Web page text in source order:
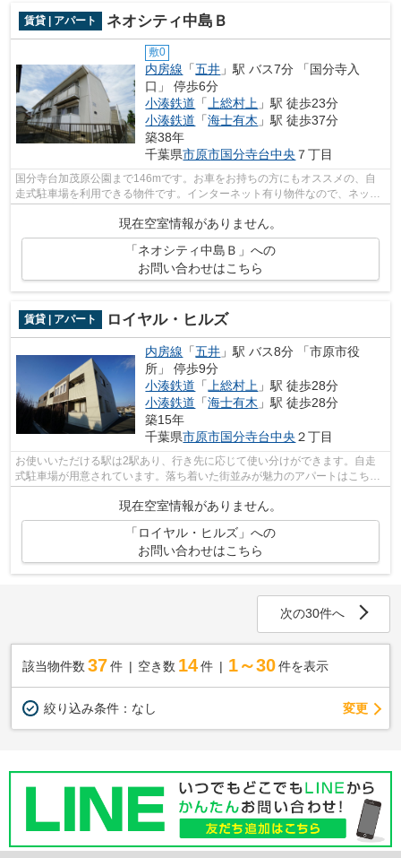
賃貸 | アパート ネオシティ中島Ｂ
敷0
内房線 「五井 」駅 バス7分 「国分寺入
口」 停歩6分
小湊鉄道 「 上総村上 」駅 徒歩23分
小湊鉄道 「海士有木 」駅 徒歩37分
築38年
千葉県市原市国分寺台中央 ７丁目
国分寺台加茂原公園まで146mです。お車をお持ちの方にもオススメの、自
走式駐車場を利用できる物件です。インターネット有り物件なので、ネット
をよく使う方におすすめです。株式会社...
現在空室情報がありません。
「ネオシティ中島Ｂ」への
お問い合わせはこちら
賃貸 | アパート ロイヤル・ヒルズ
内房線 「五井 」駅 バス8分 「市原市役
所」 停歩9分
小湊鉄道 「上総村上 」駅 徒歩28分
小湊鉄道 「海士有木 」駅 徒歩28分
築15年
千葉県市原市国分寺台中央 ２丁目
お使いいただける駅は2駅あり、行き先に応じて使い分けができます。自走
式駐車場が用意されています。落ち着いた街並みが魅力のアパートはこちら
現在空室情報がありません。
「ロイヤル・ヒルズ」への
お問い合わせはこちら
次の30件へ
該当物件数 37件 空き数 14 件 1～30 件を表示
絞り込み条件： なし 変更